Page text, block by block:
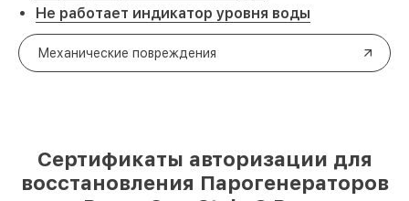
Не работает индикатор уровня воды
Механические повреждения
Сертификаты авторизации для
восстановления Парогенераторов